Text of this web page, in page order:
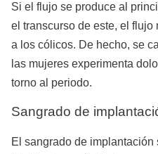
Si el flujo se produce al
el transcurso de este, el
a los cólicos. De hecho, se
las mujeres experimenta
torno al periodo.
Sangrado de
El sangrado de